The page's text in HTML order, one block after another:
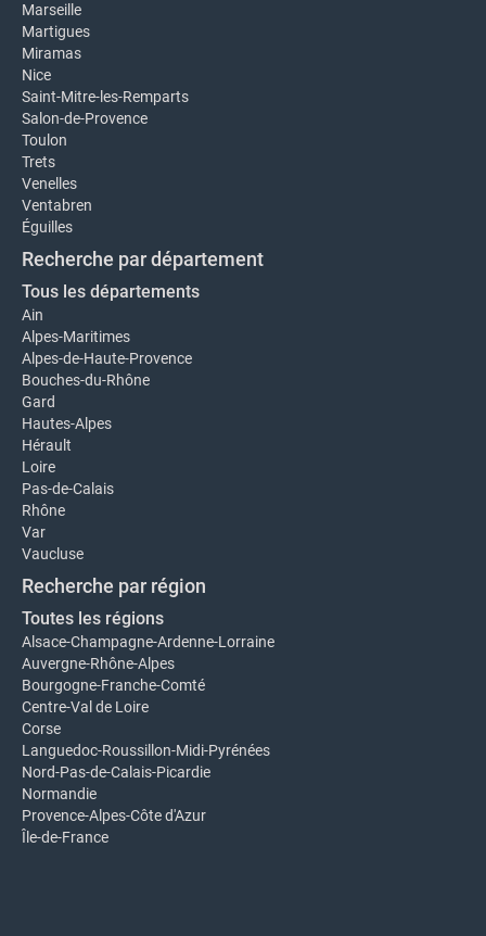
Marseille
Martigues
Miramas
Nice
Saint-Mitre-les-Remparts
Salon-de-Provence
Toulon
Trets
Venelles
Ventabren
Éguilles
Recherche par département
Tous les départements
Ain
Alpes-Maritimes
Alpes-de-Haute-Provence
Bouches-du-Rhône
Gard
Hautes-Alpes
Hérault
Loire
Pas-de-Calais
Rhône
Var
Vaucluse
Recherche par région
Toutes les régions
Alsace-Champagne-Ardenne-Lorraine
Auvergne-Rhône-Alpes
Bourgogne-Franche-Comté
Centre-Val de Loire
Corse
Languedoc-Roussillon-Midi-Pyrénées
Nord-Pas-de-Calais-Picardie
Normandie
Provence-Alpes-Côte d'Azur
Île-de-France